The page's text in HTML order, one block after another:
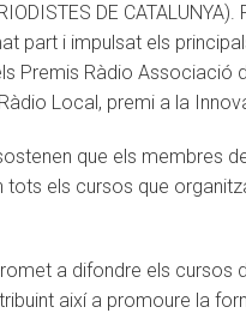
DE
part i impulsat els
Premis Ràdio Associació
Local, premi a la
que els membres
els cursos que
a difondre els cursos
així a promoure la